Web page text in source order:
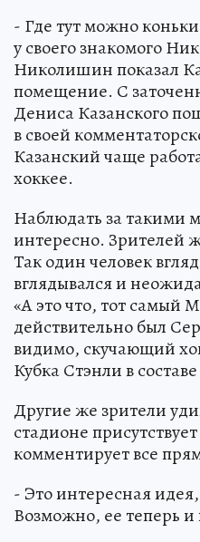
- Где тут можно
у своего знакомого
Николишин показал
помещение. С
Дениса Казанского
в своей
Казанский чаще
хоккее.
Наблюдать за такими
интересно. Зрителей
Так один человек
вглядывался и
«А это что, тот самый
действительно был
видимо, скучающий
Кубка Стэнли в
Другие же зрители
стадионе
комментирует все
- Это интересная
Возможно, ее теперь